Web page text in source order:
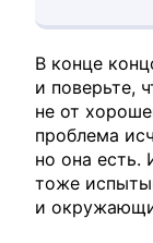
В конце
и поверьте,
не от
проблема
но она есть.
тоже
и